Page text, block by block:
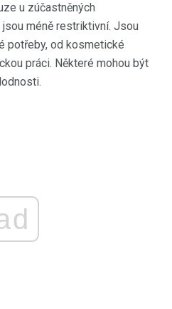
u zúčastněných
méně restriktivní. Jsou
potřeby, od kosmetické
práci. Některé mohou být